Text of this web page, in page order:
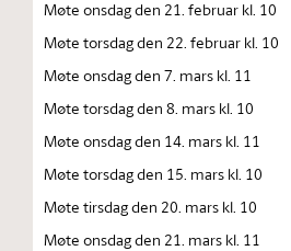
Møte onsdag den 21. februar kl. 10
Møte torsdag den 22. februar kl. 10
Møte onsdag den 7. mars kl. 11
Møte torsdag den 8. mars kl. 10
Møte onsdag den 14. mars kl. 11
Møte torsdag den 15. mars kl. 10
Møte tirsdag den 20. mars kl. 10
Møte onsdag den 21. mars kl. 11